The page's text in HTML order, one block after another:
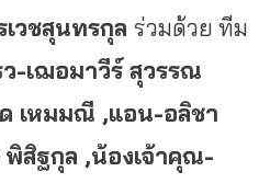
วชสุนทรกุล ร่วมด้วย ทีม
-เฌอมาวีร์ สุวรรณ
เหมมณี ,แอน-อลิชา
สิฐกุล ,น้องเจ้าคุณ-